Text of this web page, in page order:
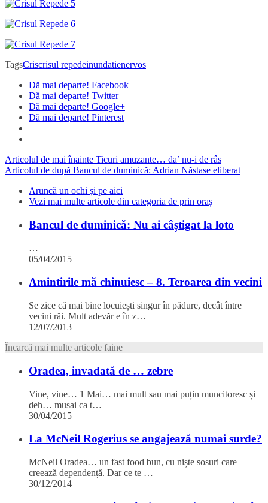
TagsCriscrisul repedeinundatienervos
Dă mai departe! Facebook
Dă mai departe! Twitter
Dă mai departe! Google+
Dă mai departe! Pinterest
Articolul de mai înainte Ticuri amuzante… da’ nu-i de râs
Articolul de după Bancul de duminică: Adrian Năstase eliberat
Aruncă un ochi și pe aici
Vezi mai multe articole din categoria de prin oraș
Bancul de duminică: Nu ai câștigat la loto
…
05/04/2015
Amintirile mă chinuiesc – 8. Teroarea din vecini
Se zice că mai bine locuiești singur în pădure, decât între
vecini răi. Mult adevăr e în z…
12/07/2013
Încarcă mai multe articole faine
Oradea, invadată de … zebre
Vine, vine… 1 Mai… mai mult sau mai puțin muncitoresc și
deh… musai ca t…
30/04/2015
La McNeil Rogerius se angajează numai surde?
McNeil Oradea… un fast food bun, cu niște sosuri care
creează dependență. Dar ce te …
30/12/2014